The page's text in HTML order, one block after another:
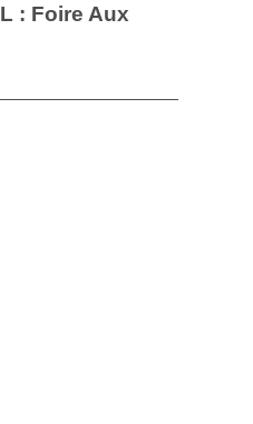
: Foire Aux